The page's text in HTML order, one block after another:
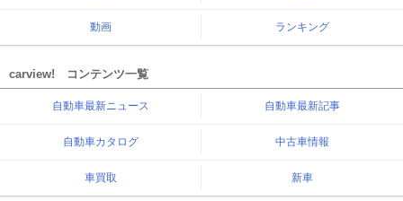
動画 ランキング
carview! コンテンツ一覧
自動車最新ニュース 自動車最新記事
自動車カタログ 中古車情報
車買取 新車